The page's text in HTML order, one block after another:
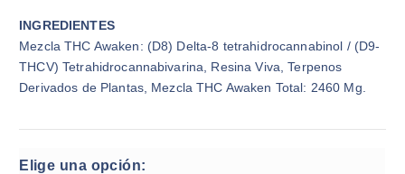
INGREDIENTES
Mezcla THC Awaken: (D8) Delta-8 tetrahidrocannabinol / (D9-
THCV) Tetrahidrocannabivarina, Resina Viva, Terpenos
Derivados de Plantas, Mezcla THC Awaken Total: 2460 Mg.
Elige una opción: